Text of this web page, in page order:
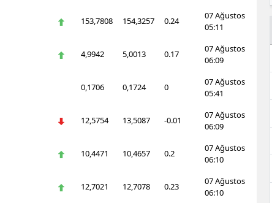
153,7808 154,3257 0.24
07 Ağustos
05:11
4,9942 5,0013 0.17
07 Ağustos
06:09
0,1706 0,1724 0
07 Ağustos
05:41
12,5754 13,5087 -0.01
07 Ağustos
06:09
10,4471 10,4657 0.2
07 Ağustos
06:10
12,7021 12,7078 0.23
07 Ağustos
06:10